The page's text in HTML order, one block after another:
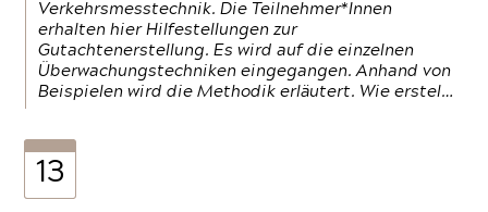
Verkehrsmesstechnik. Die Teilnehmer*Innen
erhalten hier Hilfestellungen zur
Gutachtenerstellung. Es wird auf die einzelnen
Überwachungstechniken eingegangen. Anhand von
Beispielen wird die Methodik erläutert. Wie erstel…
13